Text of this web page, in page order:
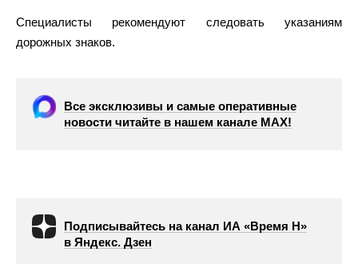
Специалисты рекомендуют следовать указаниям
дорожных знаков.
Все эксклюзивы и самые оперативные
новости читайте в нашем канале МАХ!
Подписывайтесь на канал ИА «Время Н»
в Яндекс. Дзен